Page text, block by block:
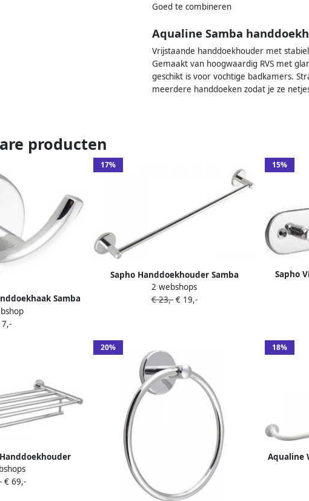
Goed te combineren
Aqualine Samba
Vrijstaande handdoekhouder met
Gemaakt van hoogwaardig RVS met
geschikt is voor vochtige badkamers.
meerdere handdoeken zodat je ze
producten
Samba
cm Chroom
17%
Sapho Handdoekhouder Samba
Hangend 60 cm Chroom
2 webshops
€ 23,-€ 19,-
15%
Sapho
63 cm Chroom
€ 69,-
20% 18%
Aqualine